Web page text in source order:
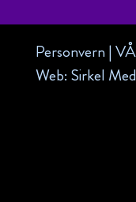
Personvern|
Web: Sirkel